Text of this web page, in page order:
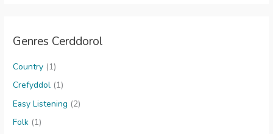
f
o
r
Genres Cerddorol
Country (1)
Crefyddol (1)
Easy Listening (2)
Folk (1)